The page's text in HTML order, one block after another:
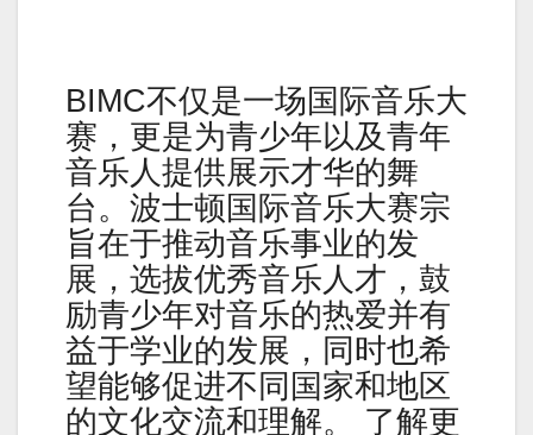
BIMC不仅是一场国际音乐大
赛，更是为青少年以及青年
音乐人提供展示才华的舞
台。波士顿国际音乐大赛宗
旨在于推动音乐事业的发
展，选拔优秀音乐人才，鼓
励青少年对音乐的热爱并有
益于学业的发展，同时也希
望能够促进不同国家和地区
的文化交流和理解。 了解更